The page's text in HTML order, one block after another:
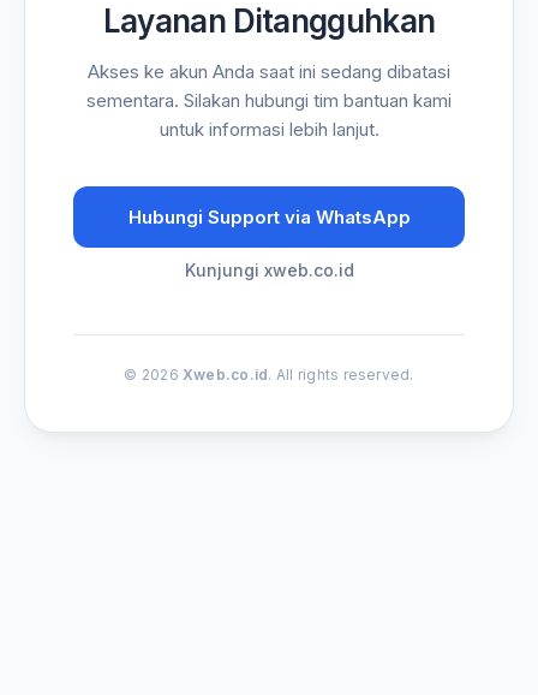
Layanan Ditangguhkan
Akses ke akun Anda saat ini sedang dibatasi
sementara. Silakan hubungi tim bantuan kami
untuk informasi lebih lanjut.
Hubungi Support via WhatsApp
Kunjungi xweb.co.id
© 2026 Xweb.co.id. All rights reserved.